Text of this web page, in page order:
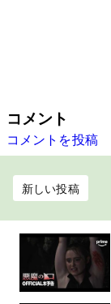
コメント
コメントを投稿
新しい投稿